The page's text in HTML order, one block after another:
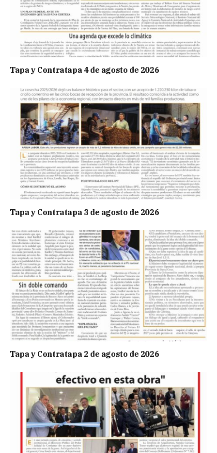
Tapa y Contratapa 4 de agosto de 2026
Tapa y Contratapa 3 de agosto de 2026
Tapa y Contratapa 2 de agosto de 2026